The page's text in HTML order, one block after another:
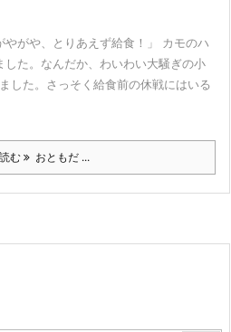
がや、とりあえず給食！」 カモのハ
した。なんだか、わいわい大騒ぎの小
した。さっそく給食前の休戦にはいる
む おともだ ...